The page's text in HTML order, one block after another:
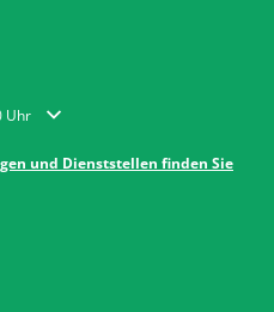
auszublenden
Uhr
und Dienststellen finden Sie